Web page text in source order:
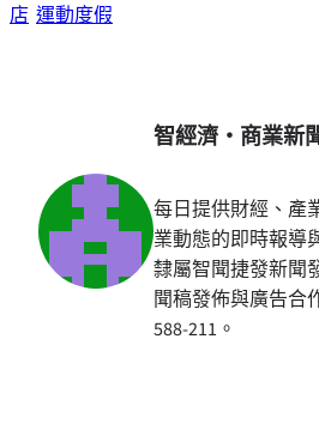
店 運動度假
智經濟・商業新
每日提供財經、產
業動態的即時報導
隸屬智聞捷發新聞
聞稿發佈與廣告合
588-211。